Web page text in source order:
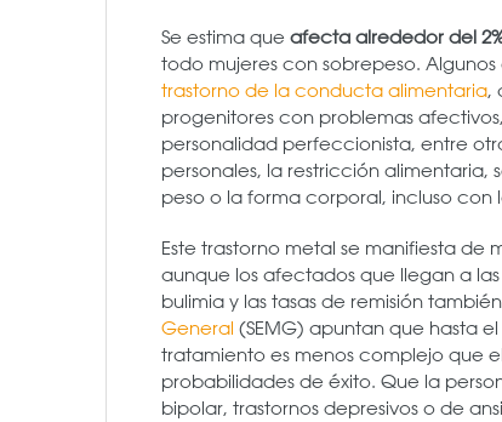
Se estima que afecta alrededor del
todo mujeres con sobrepeso.
trastorno de la conducta alimentaria,
progenitores con problemas
personalidad perfeccionista, entre
personales, la restricción
peso o la forma corporal, incluso con
Este trastorno metal se manifiesta de
aunque los afectados que llegan a
bulimia y las tasas de remisión
General (SEMG) apuntan que hasta
tratamiento es menos complejo que
probabilidades de éxito. Que la
bipolar, trastornos depresivos o de